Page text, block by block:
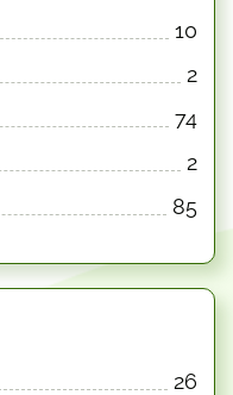
10
2
74
2
85
26